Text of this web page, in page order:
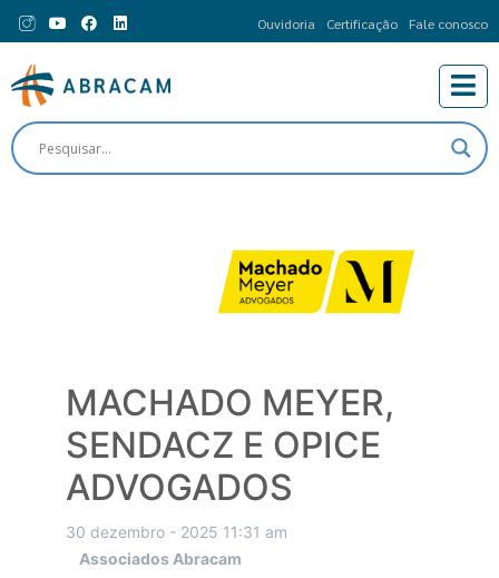
Ouvidoria Certificação Fale conosco
MACHADO MEYER,
SENDACZ E OPICE
ADVOGADOS
30 dezembro - 2025 11:31 am
Associados Abracam